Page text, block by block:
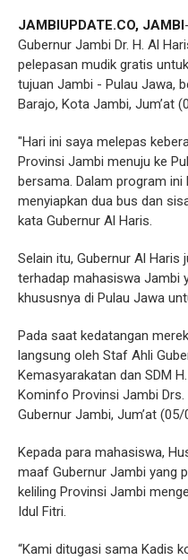
JAMBIUPDATE.CO, JAMBI
Gubernur Jambi Dr. H. Al
pelepasan mudik gratis
tujuan Jambi - Pulau Jawa,
Barajo, Kota Jambi, Jum’at
"Hari ini saya melepas
Provinsi Jambi menuju ke
bersama. Dalam program
menyiapkan dua bus dan
kata Gubernur Al Haris.
Selain itu, Gubernur Al Haris
terhadap mahasiswa Jambi
khususnya di Pulau Jawa
Pada saat kedatangan
langsung oleh Staf Ahli
Kemasyarakatan dan SDM
Kominfo Provinsi Jambi Drs.
Gubernur Jambi, Jum’at
Kepada para mahasiswa,
maaf Gubernur Jambi yang
keliling Provinsi Jambi
Idul Fitri.
“Kami ditugasi sama Kadis